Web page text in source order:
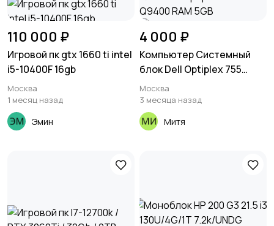
110 000 ₽
Игровой пк gtx 1660 ti intel
i5-10400F 16gb
Москва
1 месяц назад
Эмин
4 000 ₽
Компьютер Системный
блок Dell Optiplex 755
Q9400 RAM 5GB
Москва
3 месяца назад
Митя